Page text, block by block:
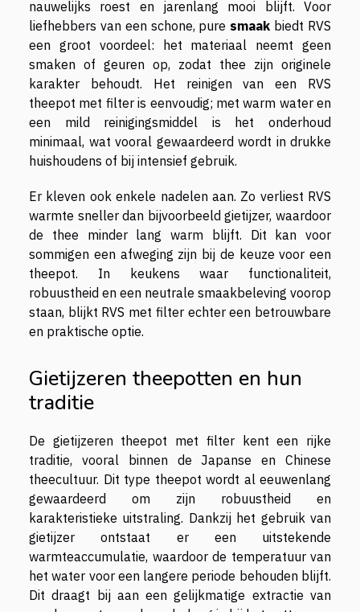
nauwelijks roest en jarenlang mooi blijft. Voor
liefhebbers van een schone, pure smaak biedt RVS
een groot voordeel: het materiaal neemt geen
smaken of geuren op, zodat thee zijn originele
karakter behoudt. Het reinigen van een RVS
theepot met filter is eenvoudig; met warm water en
een mild reinigingsmiddel is het onderhoud
minimaal, wat vooral gewaardeerd wordt in drukke
huishoudens of bij intensief gebruik.
Er kleven ook enkele nadelen aan. Zo verliest RVS
warmte sneller dan bijvoorbeeld gietijzer, waardoor
de thee minder lang warm blijft. Dit kan voor
sommigen een afweging zijn bij de keuze voor een
theepot. In keukens waar functionaliteit,
robuustheid en een neutrale smaakbeleving voorop
staan, blijkt RVS met filter echter een betrouwbare
en praktische optie.
Gietijzeren theepotten en hun
traditie
De gietijzeren theepot met filter kent een rijke
traditie, vooral binnen de Japanse en Chinese
theecultuur. Dit type theepot wordt al eeuwenlang
gewaardeerd om zijn robuustheid en
karakteristieke uitstraling. Dankzij het gebruik van
gietijzer ontstaat er een uitstekende
warmteaccumulatie, waardoor de temperatuur van
het water voor een langere periode behouden blijft.
Dit draagt bij aan een gelijkmatige extractie van